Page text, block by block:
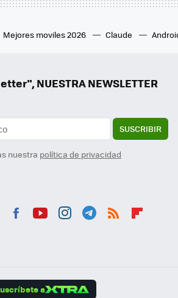
Mejores moviles 2026 Claude
NUESTRA NEWSLETTER
SUSCRIBIR
nuestra política de privacidad
a